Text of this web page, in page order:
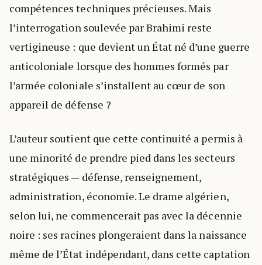
compétences techniques précieuses. Mais
l’interrogation soulevée par Brahimi reste
vertigineuse : que devient un État né d’une guerre
anticoloniale lorsque des hommes formés par
l’armée coloniale s’installent au cœur de son
appareil de défense ?
L’auteur soutient que cette continuité a permis à
une minorité de prendre pied dans les secteurs
stratégiques — défense, renseignement,
administration, économie. Le drame algérien,
selon lui, ne commencerait pas avec la décennie
noire : ses racines plongeraient dans la naissance
même de l’État indépendant, dans cette captation